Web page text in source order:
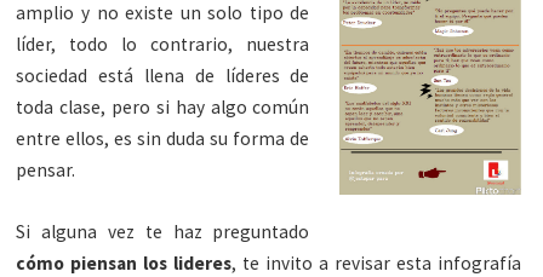
amplio y no existe un solo tipo de
líder, todo lo contrario, nuestra
sociedad está llena de líderes de
toda clase, pero si hay algo común
entre ellos, es sin duda su forma de
pensar.
Si alguna vez te haz preguntado
cómo piensan los lideres, te invito a revisar esta infografía